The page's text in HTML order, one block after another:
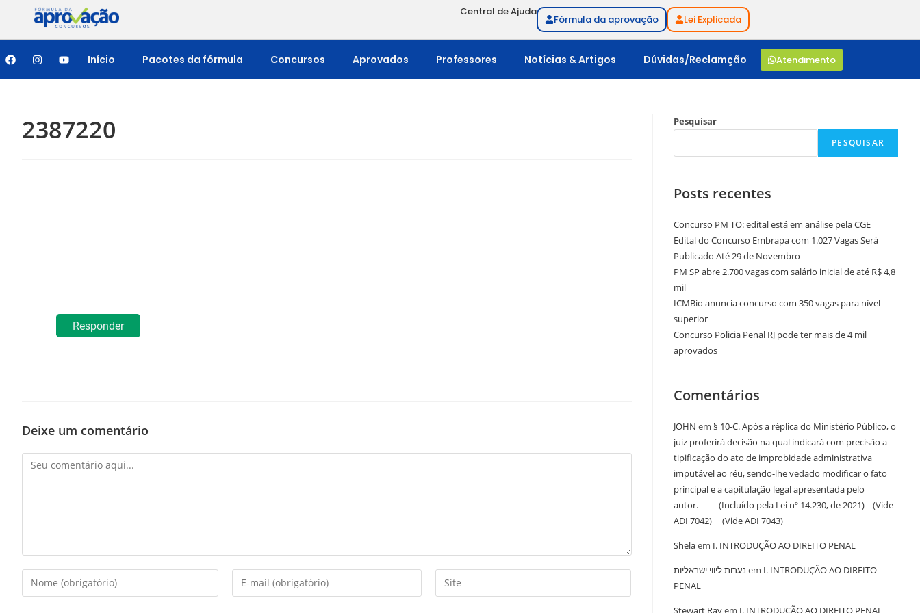
Central de Ajuda
Fórmula da aprovação Lei Explicada
Início Pacotes da fórmula Concursos Aprovados Professores Notícias & Artigos Dúvidas/Reclamção Atendimento
2387220
Responder
Deixe um comentário
Pesquisar
PESQUISAR
Posts recentes
Concurso PM TO: edital está em análise pela CGE
Edital do Concurso Embrapa com 1.027 Vagas Será
Publicado Até 29 de Novembro
PM SP abre 2.700 vagas com salário inicial de até R$ 4,8
mil
ICMBio anuncia concurso com 350 vagas para nível
superior
Concurso Policia Penal RJ pode ter mais de 4 mil
aprovados
Comentários
JOHN em § 10-C. Após a réplica do Ministério Público, o
juiz proferirá decisão na qual indicará com precisão a
tipificação do ato de improbidade administrativa
imputável ao réu, sendo-lhe vedado modificar o fato
principal e a capitulação legal apresentada pelo
autor. (Incluído pela Lei nº 14.230, de 2021) (Vide
ADI 7042) (Vide ADI 7043)
Shelaem I. INTRODUÇÃO AO DIREITO PENAL
נערות ליווי ישראליות em I. INTRODUÇÃO AO DIREITO
PENAL
Stewart Rayem I. INTRODUÇÃO AO DIREITO PENAL